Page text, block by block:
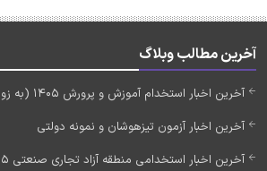
آخرین مطالب وبلاگ
آخرین اخبار استخدام آموزش و پرورش 1405 (به زودی)
آخرین اخبار آزمون تیزهوشان و نمونه دولتی
آخرین اخبار استخدامی منطقه آزاد تجاری صنعتی 1405